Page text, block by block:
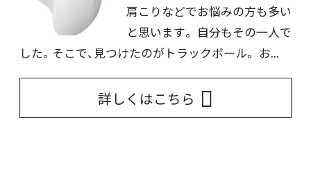
肩こりなどでお悩みの方も多い
と思います。 自分もその一人で
した。そこで、見つけたのがトラックボール。 お...
詳しくはこちら